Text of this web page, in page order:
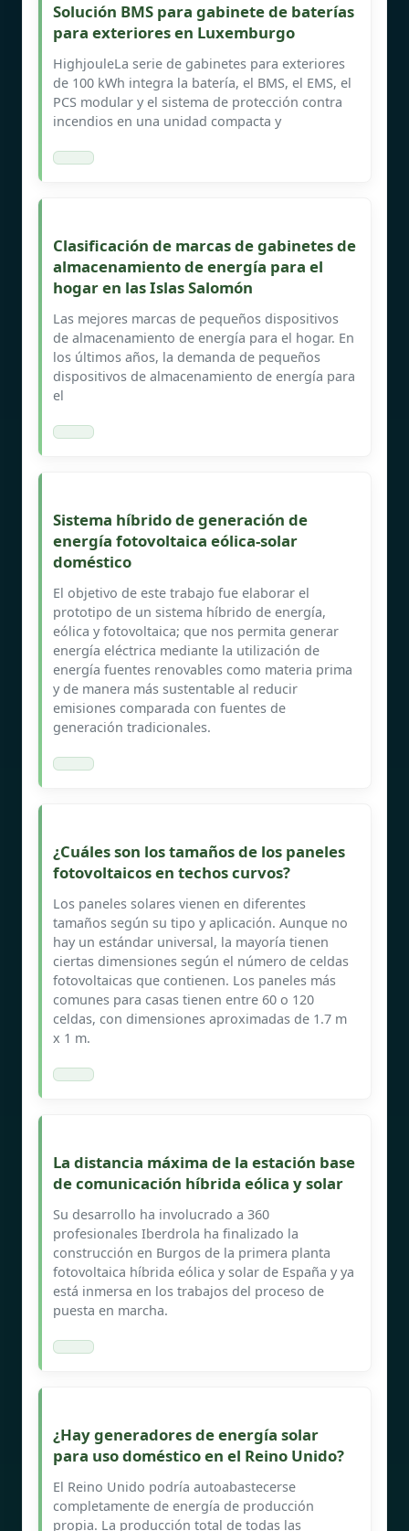
Solución BMS para gabinete de baterías
para exteriores en Luxemburgo
HighjouleLa serie de gabinetes para exteriores
de 100 kWh integra la batería, el BMS, el EMS, el
PCS modular y el sistema de protección contra
incendios en una unidad compacta y
Clasificación de marcas de gabinetes de
almacenamiento de energía para el
hogar en las Islas Salomón
Las mejores marcas de pequeños dispositivos
de almacenamiento de energía para el hogar. En
los últimos años, la demanda de pequeños
dispositivos de almacenamiento de energía para
el
Sistema híbrido de generación de
energía fotovoltaica eólica-solar
doméstico
El objetivo de este trabajo fue elaborar el
prototipo de un sistema híbrido de energía,
eólica y fotovoltaica; que nos permita generar
energía eléctrica mediante la utilización de
energía fuentes renovables como materia prima
y de manera más sustentable al reducir
emisiones comparada con fuentes de
generación tradicionales.
¿Cuáles son los tamaños de los paneles
fotovoltaicos en techos curvos?
Los paneles solares vienen en diferentes
tamaños según su tipo y aplicación. Aunque no
hay un estándar universal, la mayoría tienen
ciertas dimensiones según el número de celdas
fotovoltaicas que contienen. Los paneles más
comunes para casas tienen entre 60 o 120
celdas, con dimensiones aproximadas de 1.7 m
x 1 m.
La distancia máxima de la estación base
de comunicación híbrida eólica y solar
Su desarrollo ha involucrado a 360
profesionales Iberdrola ha finalizado la
construcción en Burgos de la primera planta
fotovoltaica híbrida eólica y solar de España y ya
está inmersa en los trabajos del proceso de
puesta en marcha.
¿Hay generadores de energía solar
para uso doméstico en el Reino Unido?
El Reino Unido podría autoabastecerse
completamente de energía de producción
propia. La producción total de todas las